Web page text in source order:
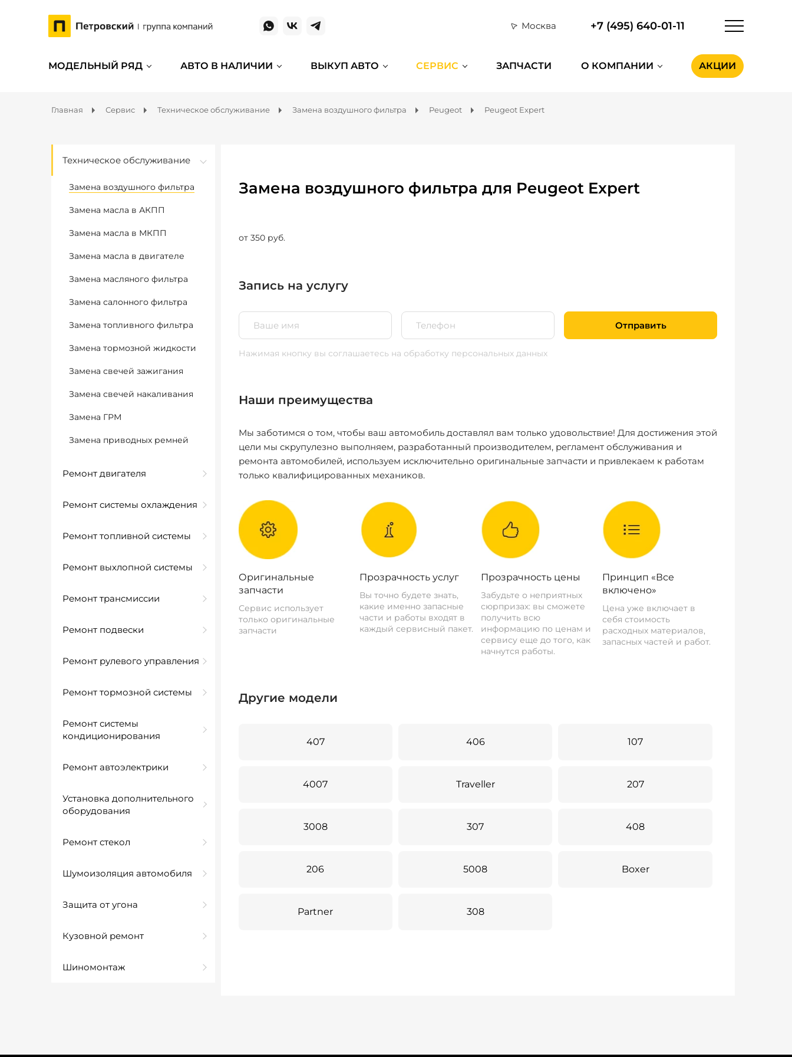
Москва +7 (495) 640-01-11
МОДЕЛЬНЫЙ РЯД АВТО В НАЛИЧИИ ВЫКУП АВТО СЕРВИС ЗАПЧАСТИ О КОМПАНИИ АКЦИИ
Главная Сервис Техническое обслуживание Замена воздушного фильтра Peugeot Peugeot Expert
Техническое обслуживание
Замена воздушного фильтра
Замена масла в АКПП
Замена масла в МКПП
Замена масла в двигателе
Замена масляного фильтра
Замена салонного фильтра
Замена топливного фильтра
Замена тормозной жидкости
Замена свечей зажигания
Замена свечей накаливания
Замена ГРМ
Замена приводных ремней
Ремонт двигателя
Ремонт системы охлаждения
Ремонт топливной системы
Ремонт выхлопной системы
Ремонт трансмиссии
Ремонт подвески
Ремонт рулевого управления
Ремонт тормозной системы
Ремонт системы
кондиционирования
Ремонт автоэлектрики
Установка дополнительного
оборудования
Ремонт стекол
Шумоизоляция автомобиля
Защита от угона
Кузовной ремонт
Шиномонтаж
Замена воздушного фильтра для Peugeot Expert
от 350 руб.
Запись на услугу
Отправить
Нажимая кнопку вы соглашаетесь на обработку персональных данных
Наши преимущества
Мы заботимся о том, чтобы ваш автомобиль доставлял вам только удовольствие! Для достижения этой
цели мы скрупулезно выполняем, разработанный производителем, регламент обслуживания и
ремонта автомобилей, используем исключительно оригинальные запчасти и привлекаем к работам
только квалифицированных механиков.
Оригинальные
запчасти
Сервис использует
только оригинальные
запчасти
Прозрачность услуг
Вы точно будете знать,
какие именно запасные
части и работы входят в
каждый сервисный пакет.
Прозрачность цены
Забудьте о неприятных
сюрпризах: вы сможете
получить всю
информацию по ценам и
сервису еще до того, как
начнутся работы.
Принцип «Все
включено»
Цена уже включает в
себя стоимость
расходных материалов,
запасных частей и работ.
Другие модели
407 406 107
4007 Traveller 207
3008 307 408
206 5008 Boxer
Partner 308